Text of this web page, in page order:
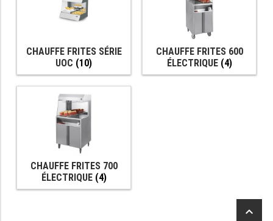
TABLE COMPACTE
TABLE 600
TABLE 700 – 2 PORTES
TABLE 700 – 3 PORTES
TABLE 700 – 4 PORTES
CHAUFFE FRITES SÉRIE
UOC (10)
CHAUFFE FRITES 600
ÉLECTRIQUE (4)
CHAUFFE FRITES 700
ÉLECTRIQUE (4)
keyboard_arrow_up